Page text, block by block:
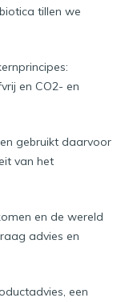
tillen we
en CO2- en
gebruikt daarvoor
van het
en de wereld
advies en
een